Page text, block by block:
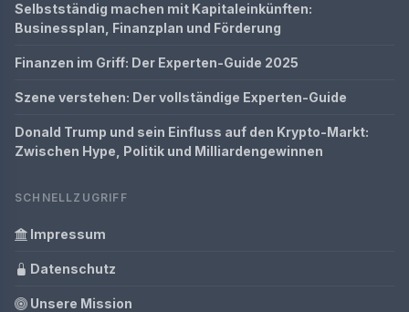
Selbstständig machen mit Kapitaleinkünften:
Businessplan, Finanzplan und Förderung
Finanzen im Griff: Der Experten-Guide 2025
Szene verstehen: Der vollständige Experten-Guide
Donald Trump und sein Einfluss auf den Krypto-Markt:
Zwischen Hype, Politik und Milliardengewinnen
SCHNELLZUGRIFF
Impressum
Datenschutz
Unsere Mission